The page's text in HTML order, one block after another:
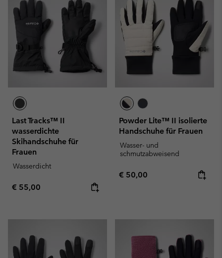
Last Tracks™ II
wasserdichte
Skihandschuhe für
Frauen
Wasserdicht
Regular price:
€ 55,00
Powder Lite™ II isolierte
Handschuhe für Frauen
Wasser- und
schmutzabweisend
Regular price:
€ 50,00